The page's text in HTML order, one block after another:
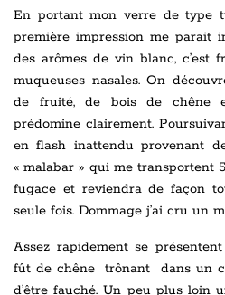
En portant mon verre de type
première impression me parait
des arômes de vin blanc, c’est
muqueuses nasales. On
de fruité, de bois de chêne
prédomine clairement.
en flash inattendu provenant
« malabar » qui me transportent
fugace et reviendra de façon
seule fois. Dommage j’ai cru un
Assez rapidement se
fût de chêne trônant dans un
d’être fauché. Un peu plus loin